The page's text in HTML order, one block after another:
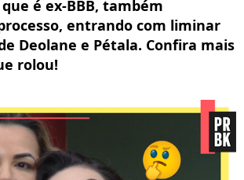
é ex-BBB, também
entrando com liminar
Deolane e Pétala. Confira mais
rolou!